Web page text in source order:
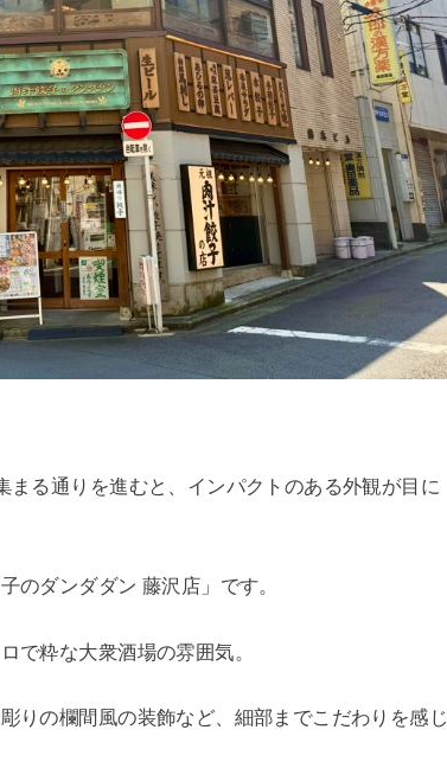
る通りを進むと、インパクトのある外観が目に
のダンダダン 藤沢店」です。
で粋な大衆酒場の雰囲気。
りの欄間風の装飾など、細部までこだわりを感じ